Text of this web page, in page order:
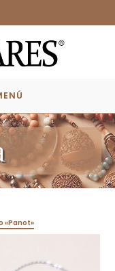
«Panot»